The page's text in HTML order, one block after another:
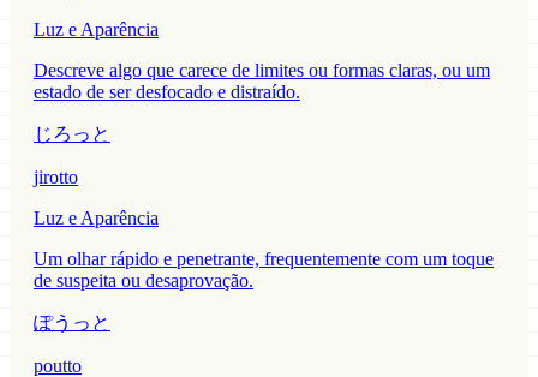
Luz e Aparência
Descreve algo que carece de limites ou formas claras, ou um
estado de ser desfocado e distraído.
じろっと
jirotto
Luz e Aparência
Um olhar rápido e penetrante, frequentemente com um toque
de suspeita ou desaprovação.
ぽうっと
poutto